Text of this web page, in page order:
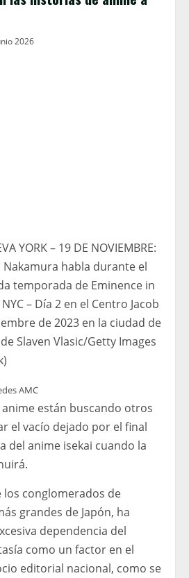
2026
YORK – 19 DE NOVIEMBRE:
habla durante el
temporada de Eminence in
– Día 2 en el Centro Jacob
de 2023 en la ciudad de
Slaven Vlasic/Getty Images
AMC
están buscando otros
el vacío dejado por el final
del anime isekai cuando la
los conglomerados de
grandes de Japón, ha
dependencia del
como un factor en el
editorial nacional, como se